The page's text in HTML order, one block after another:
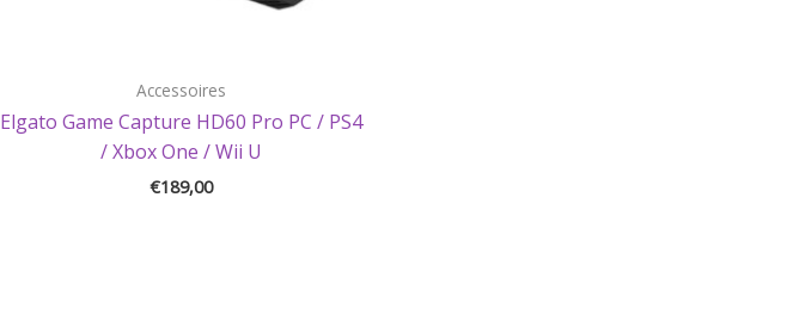
Accessoires
Elgato Game Capture HD60 Pro PC / PS4
/ Xbox One / Wii U
€189,00